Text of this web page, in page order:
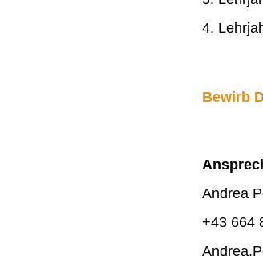
4.
Bewirb
Andrea
+43 664